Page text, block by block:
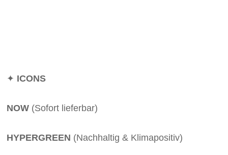
✦ ICONS
NOW (Sofort lieferbar)
HYPERGREEN (Nachhaltig & Klimapositiv)